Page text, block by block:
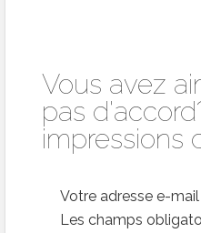
Vous avez
pas
impressions
Votre adresse e-
Les champs